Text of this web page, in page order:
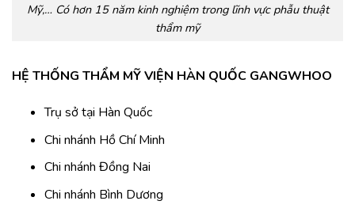
Mỹ,… Có hơn 15 năm kinh nghiệm trong lĩnh vực phẫu thuật
thẩm mỹ
HỆ THỐNG THẨM MỸ VIỆN HÀN QUỐC GANGWHOO
Trụ sở tại Hàn Quốc
Chi nhánh Hồ Chí Minh
Chi nhánh Đồng Nai
Chi nhánh Bình Dương